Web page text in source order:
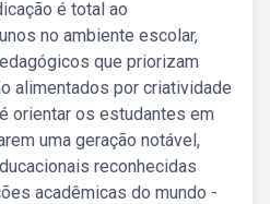
é total ao
no ambiente escolar,
que priorizam
alimentados por criatividade
orientar os estudantes em
uma geração notável,
reconhecidas
acadêmicas do mundo -